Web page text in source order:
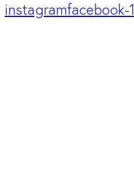
instagramfacebook-1